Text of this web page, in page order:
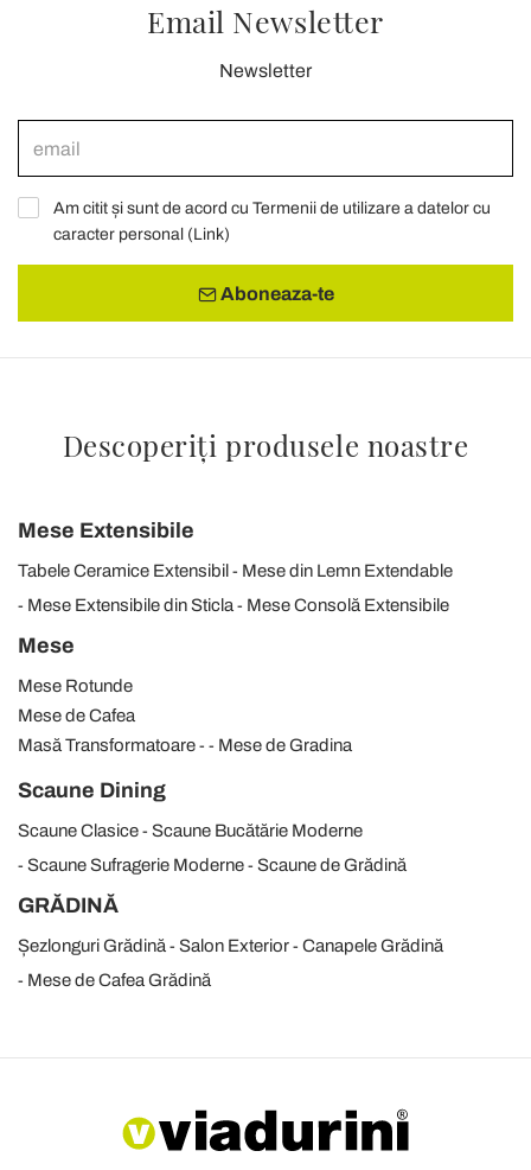
Email Newsletter
Newsletter
Am citit și sunt de acord cu Termenii de utilizare a datelor cu
caracter personal (Link)
Aboneaza-te
Descoperiți produsele noastre
Mese Extensibile
Tabele Ceramice Extensibil
Mese din Lemn Extendable
Mese Extensibile din Sticla
Mese Consolă Extensibile
Mese
Mese Rotunde
Mese de Cafea
Masă Transformatoare
Mese de Gradina
Scaune Dining
Scaune Clasice
Scaune Bucătărie Moderne
Scaune Sufragerie Moderne
Scaune de Grădină
GRĂDINĂ
Șezlonguri Grădină Salon Exterior
Canapele Grădină
Mese de Cafea Grădină